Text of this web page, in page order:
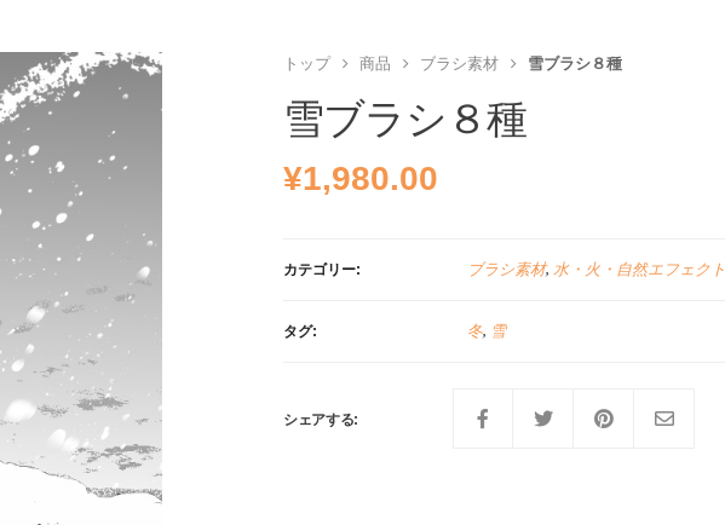
トップ 商品 ブラシ素材 雪ブラシ８種
雪ブラシ８種
¥1,980.00
カテゴリー: ブラシ素材, 水・火・自然エフェクト
タグ: 冬, 雪
シェアする: